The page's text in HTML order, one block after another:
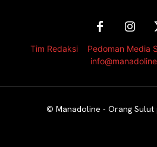
Tim Redaksi Pedoman Media
© Manadoline - Orang Sulut